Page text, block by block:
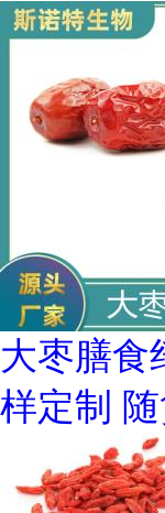
大枣膳食
样定制